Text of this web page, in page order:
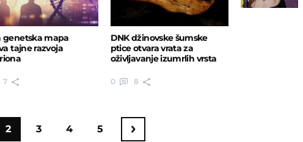
genetska mapa
tajne razvoja
7
DNK džinovske šumske
ptice otvara vrata za
oživljavanje izumrlih vrsta
0 8
2 3 4 5